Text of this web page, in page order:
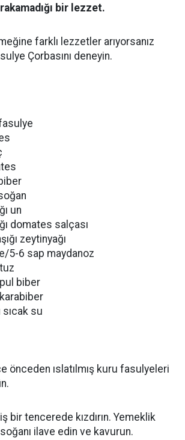
bir lezzet.
farklı lezzetler arıyorsanız
Çorbasını deneyin.
un
domates salçası
zeytinyağı
5-6 sap maydanoz
pul biber
karabiber
sıcak su
önceden ıslatılmış kuru fasulyeleri
bir tencerede kızdırın. Yemeklik
ilave edin ve kavurun.